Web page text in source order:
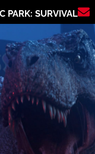
PARK: SURVIVAL